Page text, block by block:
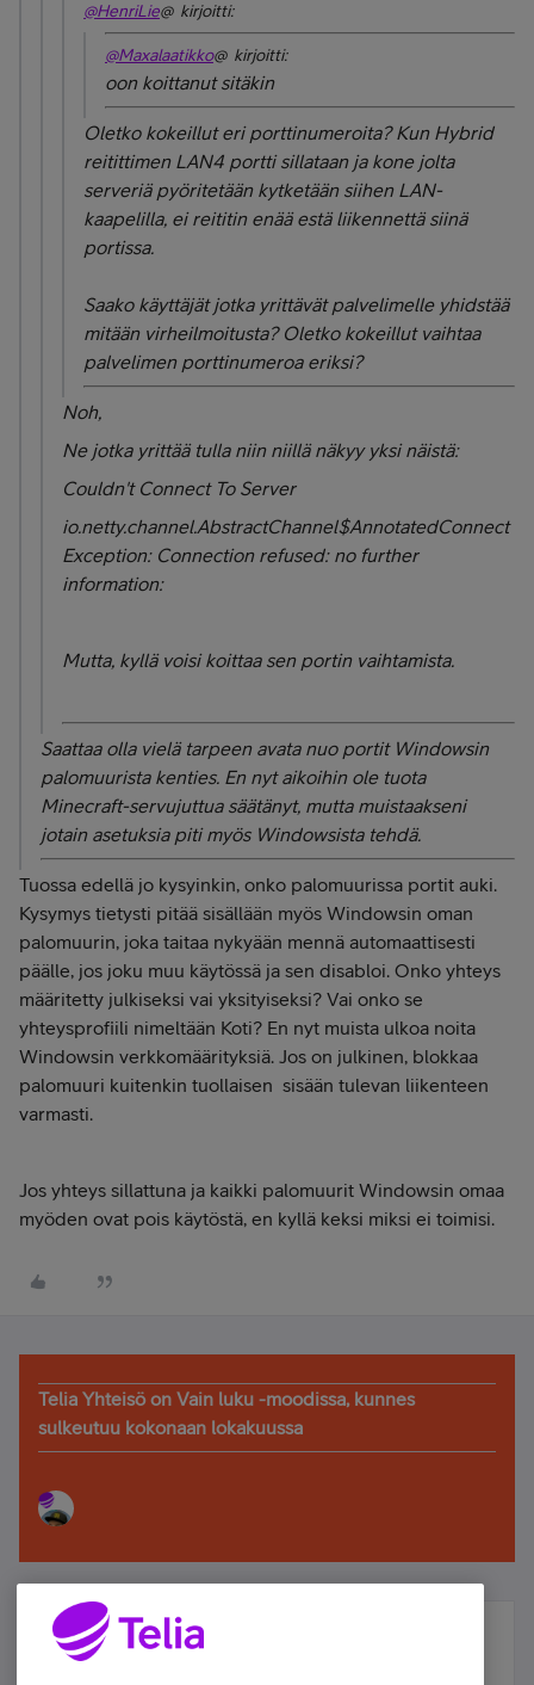
@HenriLie@ kirjoitti:
@Maxalaatikko@ kirjoitti:
oon koittanut sitäkin
Oletko kokeillut eri porttinumeroita? Kun Hybrid
reitittimen LAN4 portti sillataan ja kone jolta
serveriä pyöritetään kytketään siihen LAN-
kaapelilla, ei reititin enää estä liikennettä siinä
portissa.
Saako käyttäjät jotka yrittävät palvelimelle yhidstää
mitään virheilmoitusta? Oletko kokeillut vaihtaa
palvelimen porttinumeroa eriksi?
Noh,
Ne jotka yrittää tulla niin niillä näkyy yksi näistä:
Couldn't Connect To Server
io.netty.channel.AbstractChannel$AnnotatedConnect
Exception: Connection refused: no further
information:
Mutta, kyllä voisi koittaa sen portin vaihtamista.
Saattaa olla vielä tarpeen avata nuo portit Windowsin
palomuurista kenties. En nyt aikoihin ole tuota
Minecraft-servujuttua säätänyt, mutta muistaakseni
jotain asetuksia piti myös Windowsista tehdä.
Tuossa edellä jo kysyinkin, onko palomuurissa portit auki.
Kysymys tietysti pitää sisällään myös Windowsin oman
palomuurin, joka taitaa nykyään mennä automaattisesti
päälle, jos joku muu käytössä ja sen disabloi. Onko yhteys
määritetty julkiseksi vai yksityiseksi? Vai onko se
yhteysprofiili nimeltään Koti? En nyt muista ulkoa noita
Windowsin verkkomäärityksiä. Jos on julkinen, blokkaa
palomuuri kuitenkin tuollaisen sisään tulevan liikenteen
varmasti.
Jos yhteys sillattuna ja kaikki palomuurit Windowsin omaa
myöden ovat pois käytöstä, en kyllä keksi miksi ei toimisi.
Telia Yhteisö on Vain luku -moodissa, kunnes
sulkeutuu kokonaan lokakuussa
Älä jää paitsi – osallistu ja voita!